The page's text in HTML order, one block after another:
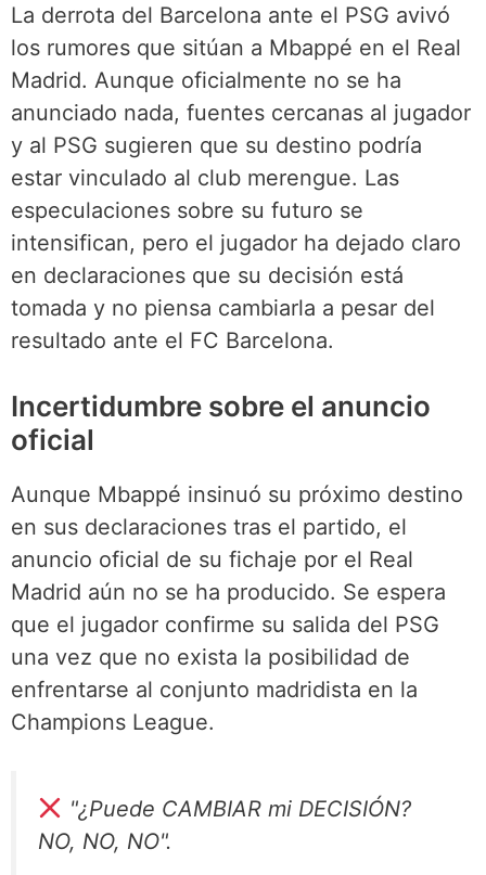
La derrota del Barcelona ante el PSG avivó
los rumores que sitúan a Mbappé en el Real
Madrid. Aunque oficialmente no se ha
anunciado nada, fuentes cercanas al jugador
y al PSG sugieren que su destino podría
estar vinculado al club merengue. Las
especulaciones sobre su futuro se
intensifican, pero el jugador ha dejado claro
en declaraciones que su decisión está
tomada y no piensa cambiarla a pesar del
resultado ante el FC Barcelona.
Incertidumbre sobre el anuncio
oficial
Aunque Mbappé insinuó su próximo destino
en sus declaraciones tras el partido, el
anuncio oficial de su fichaje por el Real
Madrid aún no se ha producido. Se espera
que el jugador confirme su salida del PSG
una vez que no exista la posibilidad de
enfrentarse al conjunto madridista en la
Champions League.
"¿Puede CAMBIAR mi DECISIÓN?
NO, NO, NO".